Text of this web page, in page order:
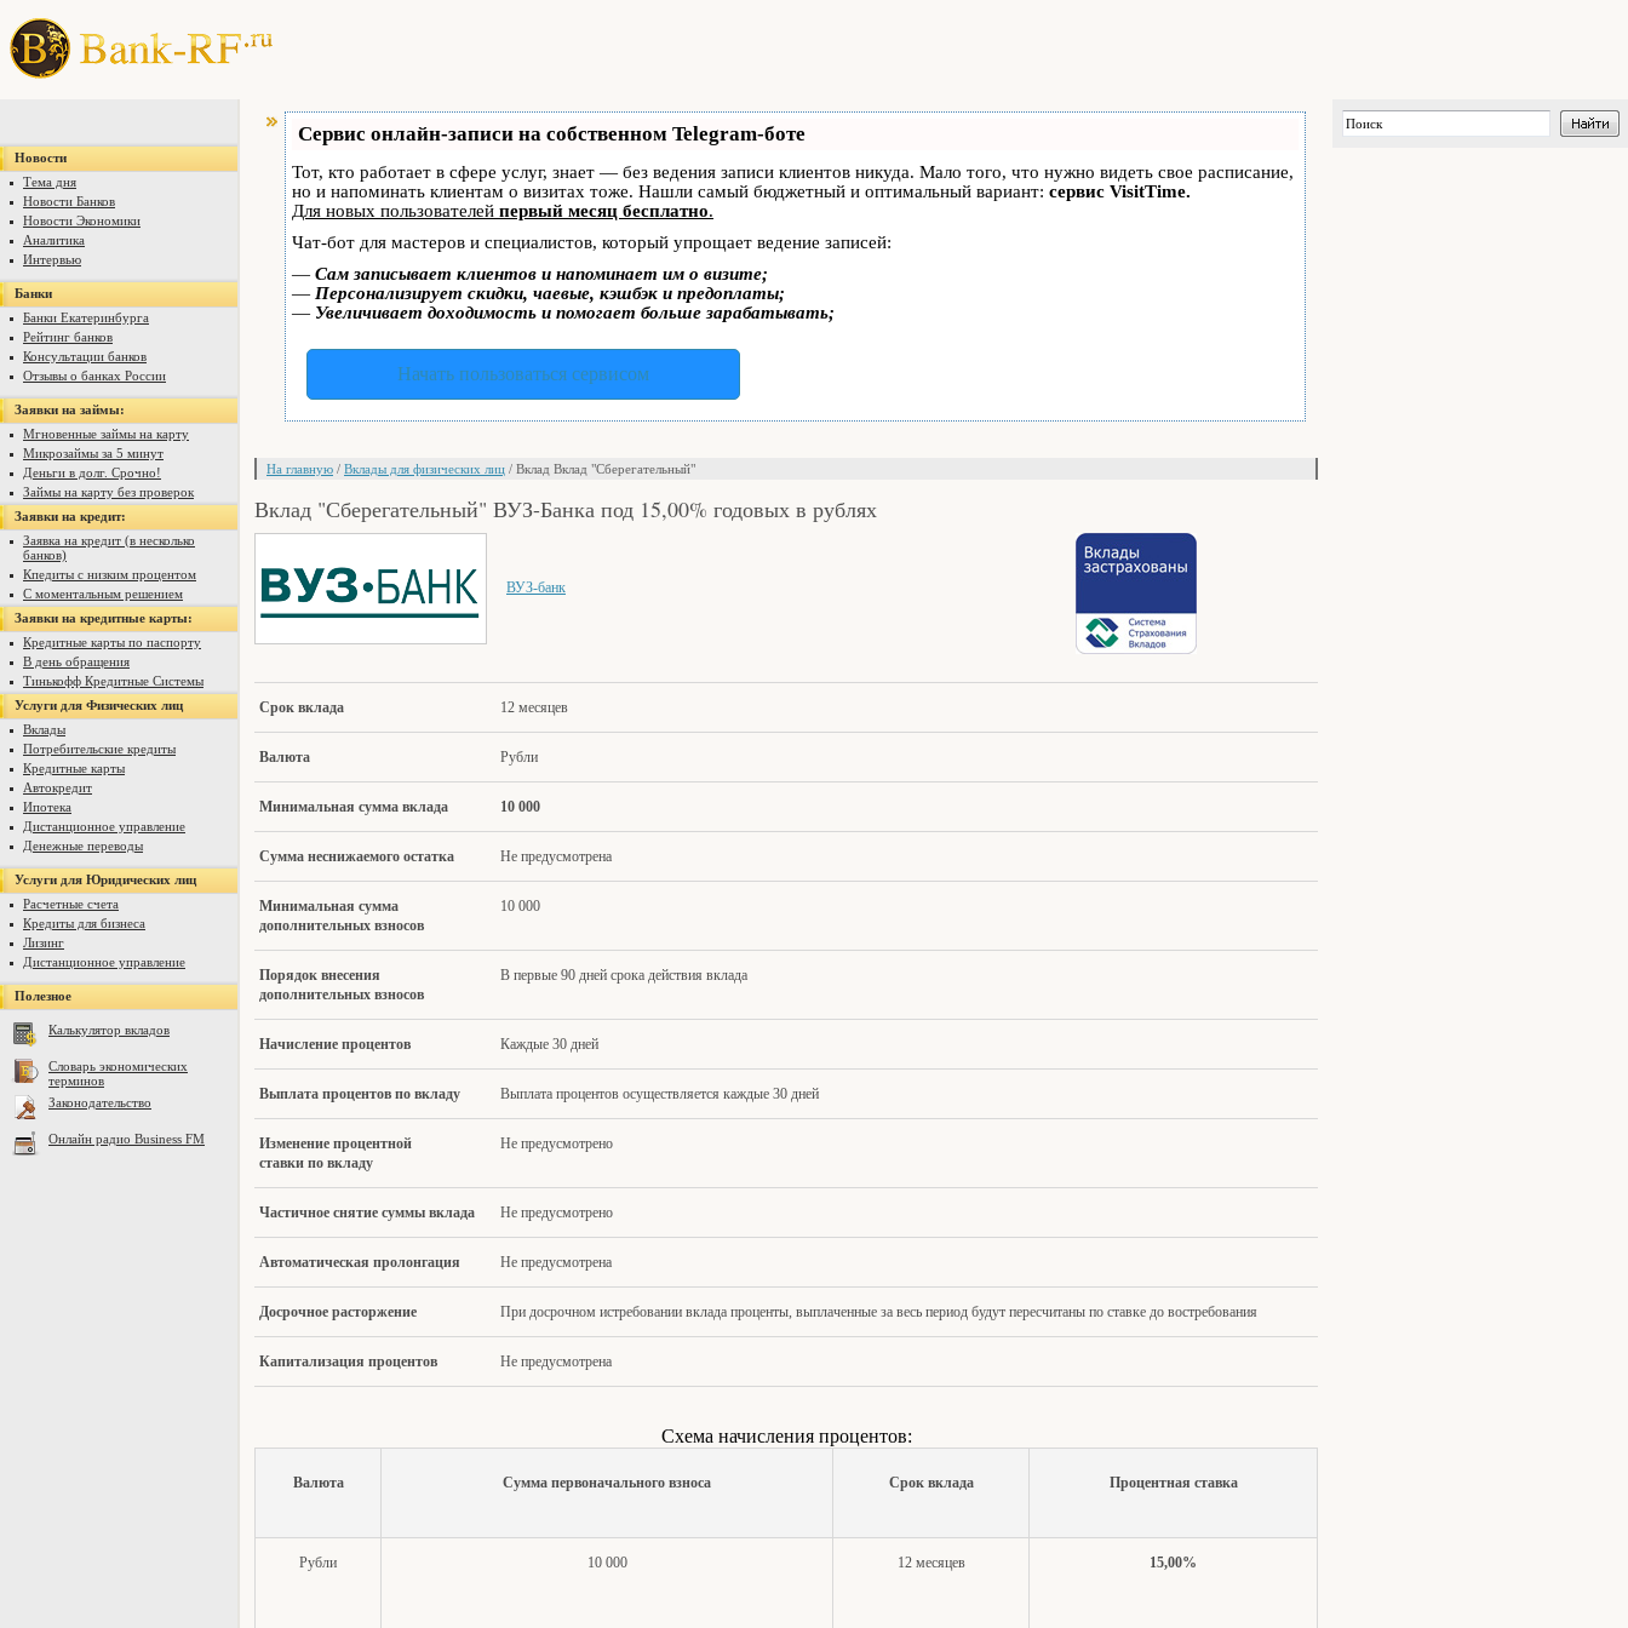
Новости
Тема дня
Новости Банков
Новости Экономики
Аналитика
Интервью
Банки
Банки Екатеринбурга
Рейтинг банков
Консультации банков
Отзывы о банках России
Заявки на займы:
Мгновенные займы на карту
Микрозаймы за 5 минут
Деньги в долг. Срочно!
Займы на карту без проверок
Заявки на кредит:
Заявка на кредит (в несколько
банков)
Кпедиты с низким процентом
С моментальным решением
Заявки на кредитные карты:
Кредитные карты по паспорту
В день обращения
Тинькофф Кредитные Системы
Услуги для Физических лиц
Вклады
Потребительские кредиты
Кредитные карты
Автокредит
Ипотека
Дистанционное управление
Денежные переводы
Услуги для Юридических лиц
Расчетные счета
Кредиты для бизнеса
Лизинг
Дистанционное управление
Полезное
Калькулятор вкладов
Словарь экономических
терминов
Законодательство
Онлайн радио Business FM
Сервис онлайн-записи на собственном Telegram-боте
Тот, кто работает в сфере услуг, знает — без ведения записи клиентов никуда. Мало того, что нужно видеть свое расписание,
но и напоминать клиентам о визитах тоже. Нашли самый бюджетный и оптимальный вариант: сервис VisitTime.
Для новых пользователей первый месяц бесплатно.
Чат-бот для мастеров и специалистов, который упрощает ведение записей:
— Сам записывает клиентов и напоминает им о визите;
— Персонализирует скидки, чаевые, кэшбэк и предоплаты;
— Увеличивает доходимость и помогает больше зарабатывать;
Начать пользоваться сервисом
На главную / Вклады для физических лиц / Вклад Вклад "Сберегательный"
Вклад "Сберегательный" ВУЗ-Банка под 15,00% годовых в рублях
ВУЗ-банк
Срок вклада 12 месяцев
Валюта Рубли
Минимальная сумма вклада 10 000
Сумма неснижаемого остатка Не предусмотрена
Минимальная сумма
дополнительных взносов
10 000
Порядок внесения
дополнительных взносов
В первые 90 дней срока действия вклада
Начисление процентов Каждые 30 дней
Выплата процентов по вкладу Выплата процентов осуществляется каждые 30 дней
Изменение процентной
ставки по вкладу
Не предусмотрено
Частичное снятие суммы вклада Не предусмотрено
Автоматическая пролонгация Не предусмотрена
Досрочное расторжение При досрочном истребовании вклада проценты, выплаченные за весь период будут пересчитаны по ставке до востребования
Капитализация процентов Не предусмотрена
Схема начисления процентов:
Валюта Сумма первоначального взноса Срок вклада Процентная ставка
Рубли 10 000 12 месяцев 15,00%